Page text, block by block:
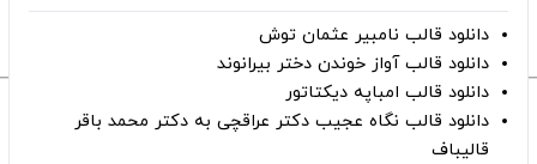
دانلود قالب نامبیر عثمان ‌توش
دانلود قالب آواز خوندن دختر بیرانوند
دانلود قالب امباپه دیکتاتور
دانلود قالب نگاه عجیب دکتر عراقچی به دکتر محمد باقر
قالیباف